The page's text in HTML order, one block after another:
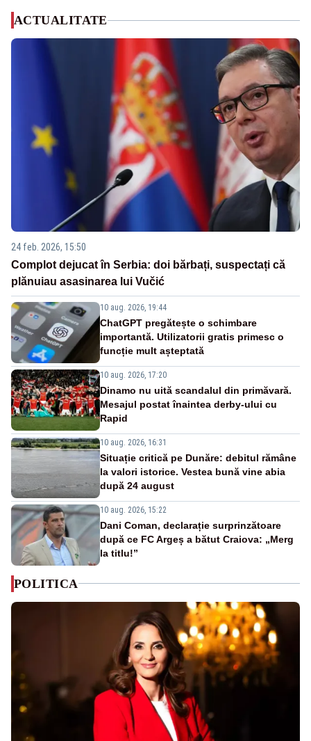
ACTUALITATE
24 feb. 2026, 15:50
Complot dejucat în Serbia: doi bărbați, suspectați că
plănuiau asasinarea lui Vučić
10 aug. 2026, 19:44
ChatGPT pregătește o schimbare
importantă. Utilizatorii gratis primesc o
funcție mult așteptată
10 aug. 2026, 17:20
Dinamo nu uită scandalul din primăvară.
Mesajul postat înaintea derby-ului cu
Rapid
10 aug. 2026, 16:31
Situație critică pe Dunăre: debitul rămâne
la valori istorice. Vestea bună vine abia
după 24 august
10 aug. 2026, 15:22
Dani Coman, declarație surprinzătoare
după ce FC Argeș a bătut Craiova: „Merg
la titlu!”
POLITICA